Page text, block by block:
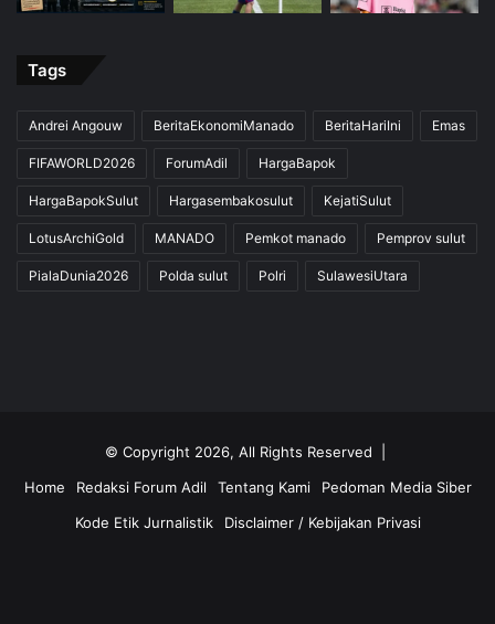
Tags
Andrei Angouw BeritaEkonomiManado BeritaHariIni Emas
FIFAWORLD2026 ForumAdil HargaBapok
HargaBapokSulut Hargasembakosulut KejatiSulut
LotusArchiGold MANADO Pemkot manado Pemprov sulut
PialaDunia2026 Polda sulut Polri SulawesiUtara
© Copyright 2026, All Rights Reserved |
Home
Redaksi Forum Adil Tentang Kami
Pedoman Media Siber
Kode Etik Jurnalistik
Disclaimer / Kebijakan Privasi